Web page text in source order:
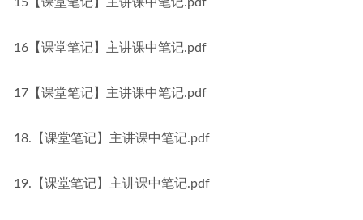
16【课堂笔记】主讲课中笔记.pdf
17【课堂笔记】主讲课中笔记.pdf
18.【课堂笔记】主讲课中笔记.pdf
19.【课堂笔记】主讲课中笔记.pdf